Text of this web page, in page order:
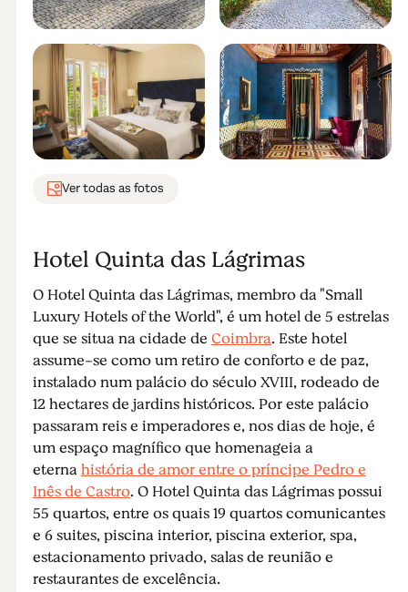
Ver todas as fotos
Hotel Quinta das Lágrimas
O Hotel Quinta das Lágrimas, membro da "Small
Luxury Hotels of the World", é um hotel de 5 estrelas
que se situa na cidade deCoimbra. Este hotel
assume-se como um retiro de conforto e de paz,
instalado num palácio do século XVIII, rodeado de
12 hectares de jardins históricos. Por este palácio
passaram reis e imperadores e, nos dias de hoje, é
um espaço magnífico que homenageia a
eternahistória de amor entre o príncipe Pedro e
Inês de Castro. O Hotel Quinta das Lágrimas possui
55 quartos, entre os quais 19 quartos comunicantes
e 6 suites, piscina interior, piscina exterior, spa,
estacionamento privado, salas de reunião e
restaurantes de excelência.